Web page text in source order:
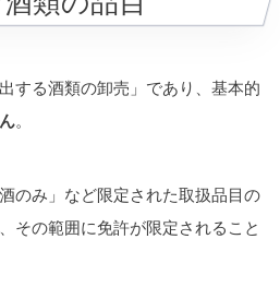
する酒類の卸売」であり、基本的
。
のみ」など限定された取扱品目の
その範囲に免許が限定されること